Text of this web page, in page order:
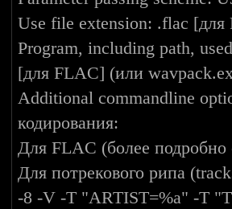
Use file extension: .flac
Program, including path,
[для FLAC] (или
Additional commandline
кодирования:
Для FLAC (более
Для потрекового рипа
-8 -V -T "ARTIST=%a" -T